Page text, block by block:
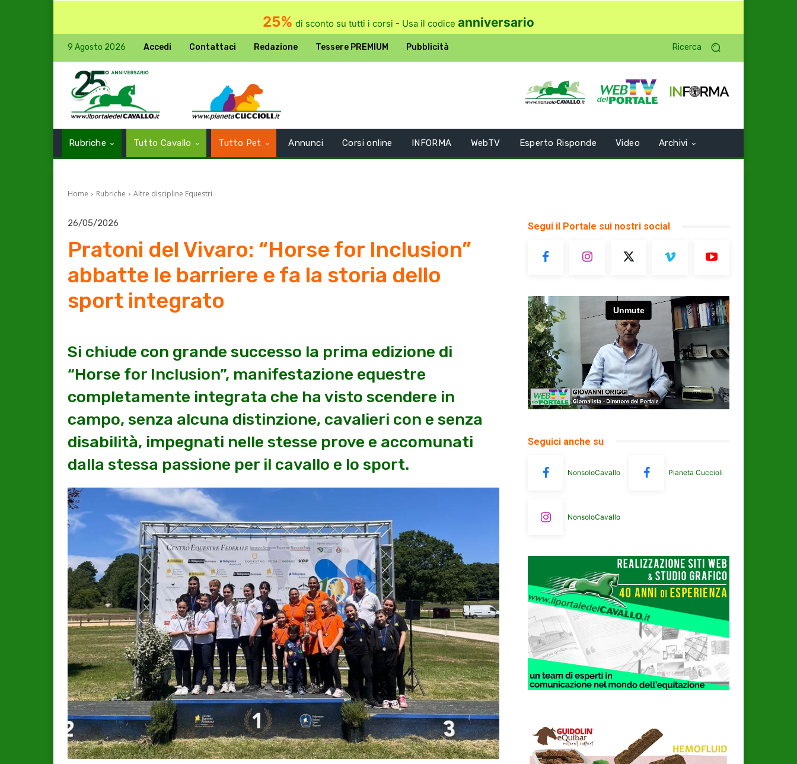
25% di sconto su tutti i corsi - Usa il codice anniversario
9 Agosto 2026 Accedi Contattaci Redazione Tessere PREMIUM Pubblicità Ricerca
Rubriche Tutto Cavallo Tutto Pet Annunci Corsi online INFORMA WebTV Esperto Risponde Video Archivi
Home Rubriche Altre discipline Equestri
26/05/2026
Pratoni del Vivaro: “Horse for Inclusion”
abbatte le barriere e fa la storia dello
sport integrato
Si chiude con grande successo la prima edizione di
“Horse for Inclusion”, manifestazione equestre
completamente integrata che ha visto scendere in
campo, senza alcuna distinzione, cavalieri con e senza
disabilità, impegnati nelle stesse prove e accomunati
dalla stessa passione per il cavallo e lo sport.
Segui il Portale sui nostri social
Seguici anche su
NonsoloCavallo Pianeta Cuccioli
NonsoloCavallo